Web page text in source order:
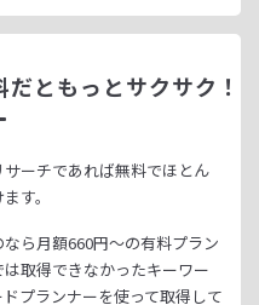
だともっとサクサク！
ーチであれば無料でほとん
す。
なら月額660円～の有料プラン
取得できなかったキーワー
プランナーを使って取得して